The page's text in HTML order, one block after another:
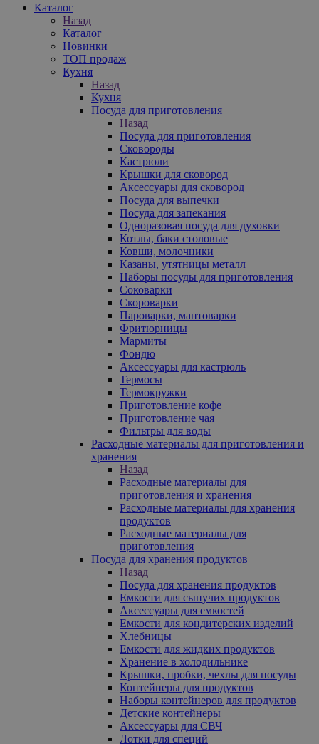
Каталог
Назад
Каталог
Новинки
ТОП продаж
Кухня
Назад
Кухня
Посуда для приготовления
Назад
Посуда для приготовления
Сковороды
Кастрюли
Крышки для сковород
Аксессуары для сковород
Посуда для выпечки
Посуда для запекания
Одноразовая посуда для духовки
Котлы, баки столовые
Ковши, молочники
Казаны, утятницы металл
Наборы посуды для приготовления
Соковарки
Скороварки
Пароварки, мантоварки
Фритюрницы
Мармиты
Фондю
Аксессуары для кастрюль
Термосы
Термокружки
Приготовление кофе
Приготовление чая
Фильтры для воды
Расходные материалы для приготовления и
хранения
Назад
Расходные материалы для
приготовления и хранения
Расходные материалы для хранения
продуктов
Расходные материалы для
приготовления
Посуда для хранения продуктов
Назад
Посуда для хранения продуктов
Емкости для сыпучих продуктов
Аксессуары для емкостей
Емкости для кондитерских изделий
Хлебницы
Емкости для жидких продуктов
Хранение в холодильнике
Крышки, пробки, чехлы для посуды
Контейнеры для продуктов
Наборы контейнеров для продуктов
Детские контейнеры
Аксессуары для СВЧ
Лотки для специй